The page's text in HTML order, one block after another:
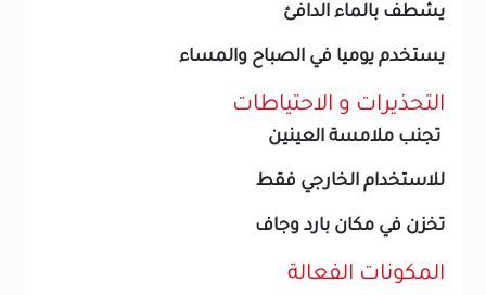
يشطف بالماء الدافئ
يستخدم يوميا في الصباح والمساء
التحذيرات و الاحتياطات
تجنب ملامسة العينين
للاستخدام الخارجي فقط
تخزن في مكان بارد وجاف
المكونات الفعالة